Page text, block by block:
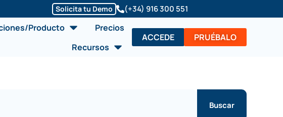
Solicita tu Demo (+34) 916 300 551
Producto Abrir Soluciones/Producto
Precios
Recursos Abrir Recursos
ACCEDE PRUÉBALO
Buscar